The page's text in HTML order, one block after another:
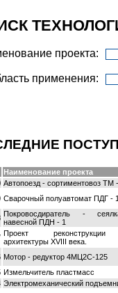
проекта:
применения:
Наименование проекта
Автопоезд - сортиментовоз ТМ
Сварочный полуавтомат ПДГ -
Покровосдиратель -
навесной ПДН - 1
Проект реконструкции
архитектуры ХVIII века.
Мотор - редуктор 4МЦ2С-125
Измельчитель пластмасс
Электромеханический